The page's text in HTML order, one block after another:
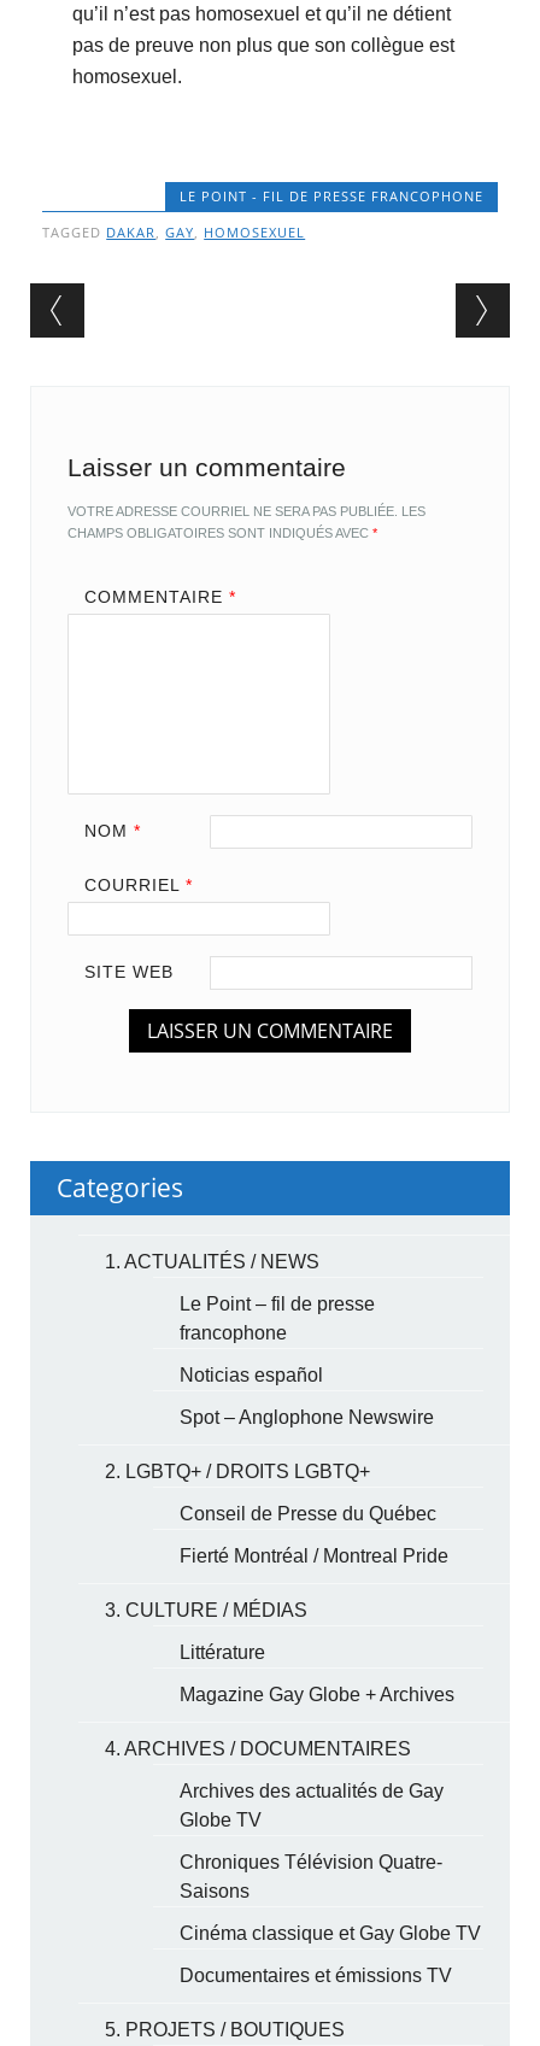
qu’il n’est pas homosexuel et qu’il ne détient
pas de preuve non plus que son collègue est
homosexuel.
LE POINT - FIL DE PRESSE FRANCOPHONE
TAGGED DAKAR,GAY, HOMOSEXUEL
Post navigation
Laisser un commentaire
VOTRE ADRESSE COURRIEL NE SERA PAS PUBLIÉE. LES
CHAMPS OBLIGATOIRES SONT INDIQUÉS AVEC*
COMMENTAIRE *
NOM *
COURRIEL *
SITE WEB
Categories
1. ACTUALITÉS / NEWS
Le Point – fil de presse
francophone
Noticias español
Spot – Anglophone Newswire
2. LGBTQ+ / DROITS LGBTQ+
Conseil de Presse du Québec
Fierté Montréal / Montreal Pride
3. CULTURE / MÉDIAS
Littérature
Magazine Gay Globe + Archives
4. ARCHIVES / DOCUMENTAIRES
Archives des actualités de Gay
Globe TV
Chroniques Télévision Quatre-
Saisons
Cinéma classique et Gay Globe TV
Documentaires et émissions TV
5. PROJETS / BOUTIQUES